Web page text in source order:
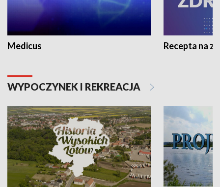
Medicus Recepta na
WYPOCZYNEK I REKREACJA